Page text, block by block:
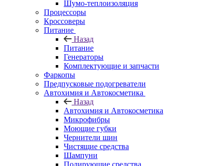
Шумо-теплоизоляция
Процессоры
Кроссоверы
Питание
Назад
Питание
Генераторы
Комплектующие и запчасти
Фаркопы
Предпусковые подогреватели
Автохимия и Автокосметика
Назад
Автохимия и Автокосметика
Микрофибры
Моющие губки
Чернители шин
Чистящие средства
Шампуни
Полирующие средства